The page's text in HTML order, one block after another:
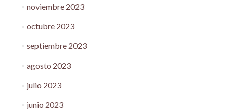
noviembre 2023
octubre 2023
septiembre 2023
agosto 2023
julio 2023
junio 2023